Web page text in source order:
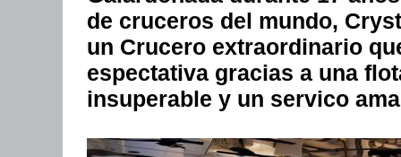
de cruceros del mundo,
un Crucero extraordinario
espectativa gracias a una
insuperable y un servico